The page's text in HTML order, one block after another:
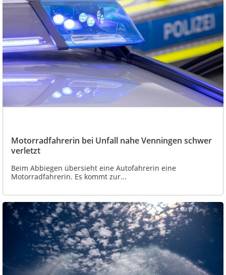
Motorradfahrerin bei Unfall nahe Venningen schwer
verletzt
Beim Abbiegen übersieht eine Autofahrerin eine
Motorradfahrerin. Es kommt zur...